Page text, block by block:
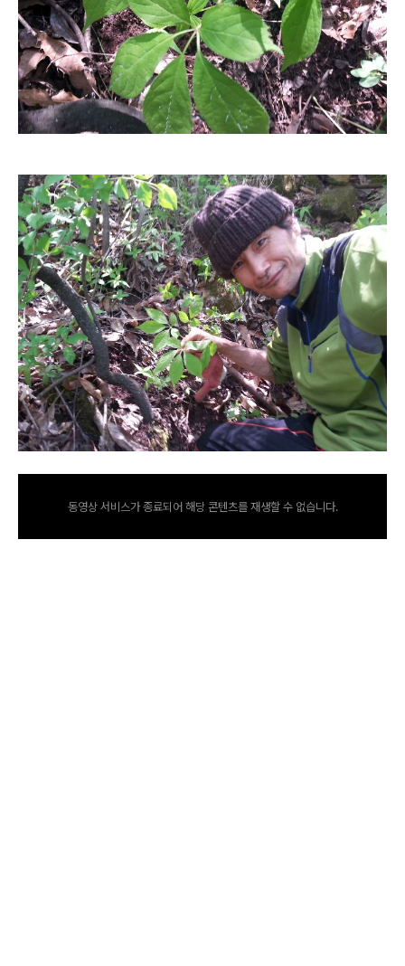
동영상 서비스가 종료되어 해당 콘텐츠를 재생할 수 없습니다.